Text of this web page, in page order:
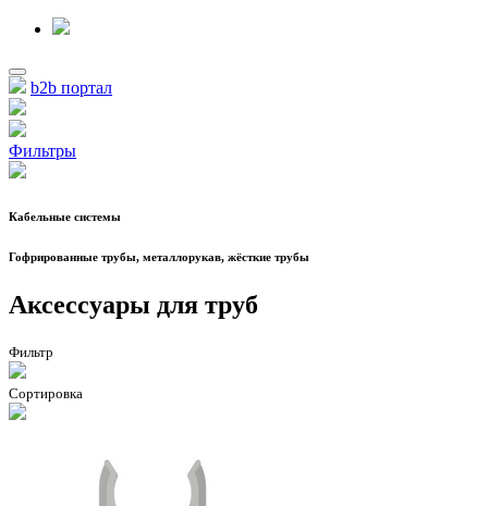
b2b портал
Фильтры
Кабельные системы
Гофрированные трубы, металлорукав, жёсткие трубы
Аксессуары для труб
Фильтр
Сортировка